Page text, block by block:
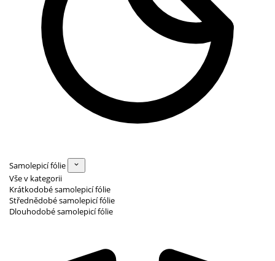
Samolepicí fólie
Vše v kategorii
Krátkodobé samolepicí fólie
Střednědobé samolepicí fólie
Dlouhodobé samolepicí fólie